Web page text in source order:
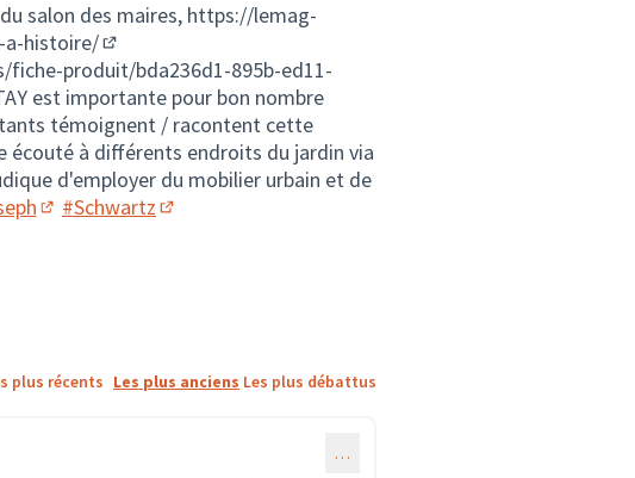
salon des maires, https://lemag-
a-histoire/
(Lien externe)
produit/bda236d1-895b-ed11-
est importante pour bon nombre
témoignent / racontent cette
écouté à différents endroits du jardin via
d'employer du mobilier urbain et de
dans un nouvel onglet)
#Schwartz
plus récents Les plus anciens Les plus débattus
…